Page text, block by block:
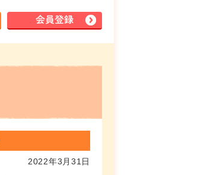
会員登録
2022年3月31日